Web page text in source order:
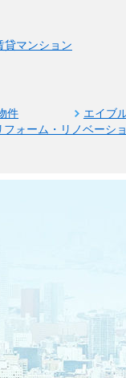
貸マンション
件
エイブ
フォーム・リノベーシ